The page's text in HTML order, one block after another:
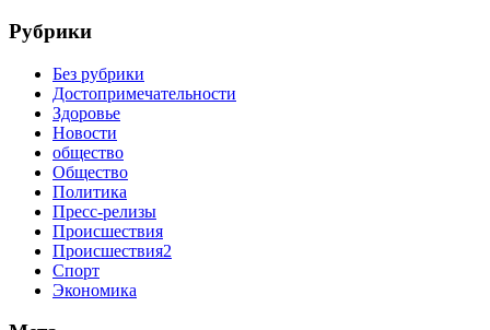
Рубрики
Без рубрики
Достопримечательности
Здоровье
Новости
общество
Общество
Политика
Пресс-релизы
Происшествия
Происшествия2
Спорт
Экономика